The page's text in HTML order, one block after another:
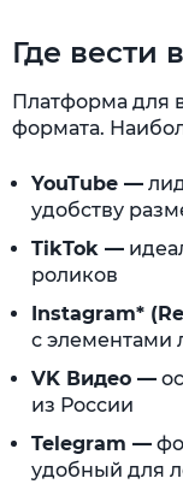
Где вести
Платформа для
формата.
YouTube —
удобству
TikTok —
роликов
Instagram*
с элементами
VK Видео —
из России
Telegram —
удобный для